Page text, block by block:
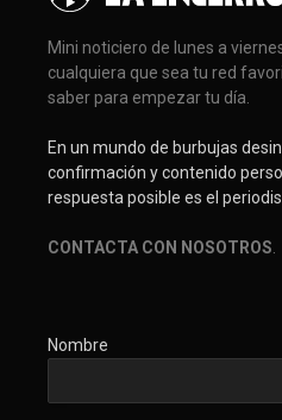
Mini noticiero de lunes a
cualquiera que sea tu red
saber para empezar tu día.
En un mundo de burbujas
confirmación y contenido
respuesta posible es el
CONTACTA CON NOSOTROS
Nombre